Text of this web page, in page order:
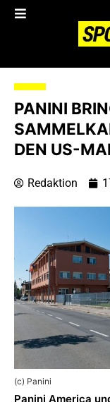
PANINI
DEN US-
Redaktion
(c) Panini
Panini America